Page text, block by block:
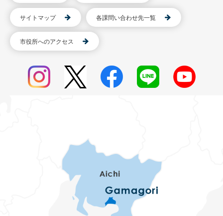
サイトマップ 各課問い合わせ先一覧
市役所へのアクセス